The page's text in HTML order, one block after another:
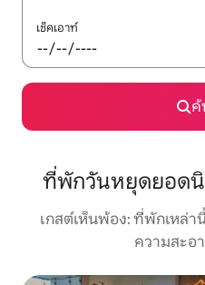
เช็คเอาท์
ค้
ที่พักวันหยุดยอดนิ
เกสต์เห็นพ้อง: ที่พักเหล่
ความสะอ